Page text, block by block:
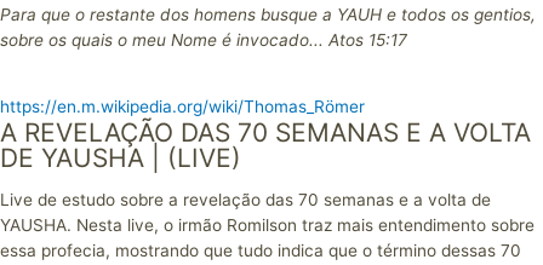
Para que o restante dos homens busque a YAUH e todos os gentios,
sobre os quais o meu Nome é invocado... Atos 15:17
https://en.m.wikipedia.org/wiki/Thomas_Römer
A REVELAÇÃO DAS 70 SEMANAS E A VOLTA
DE YAUSHA | (LIVE)
Live de estudo sobre a revelação das 70 semanas e a volta de
YAUSHA. Nesta live, o irmão Romilson traz mais entendimento sobre
essa profecia, mostrando que tudo indica que o término dessas 70